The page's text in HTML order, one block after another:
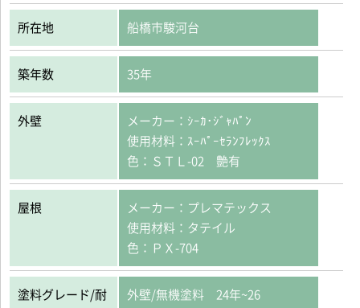
所在地 船橋市駿河台
築年数 35年
外壁
メーカー：ｼｰｶ･ｼﾞｬﾊﾟﾝ
使用材料：ｽｰﾊﾟｰｾﾗﾝﾌﾚｯｸｽ
色：ＳＴＬ-02 艶有
屋根
メーカー：プレマテックス
使用材料：タテイル
色：ＰＸ-704
塗料グレード/耐
外壁/無機塗料 24年~26